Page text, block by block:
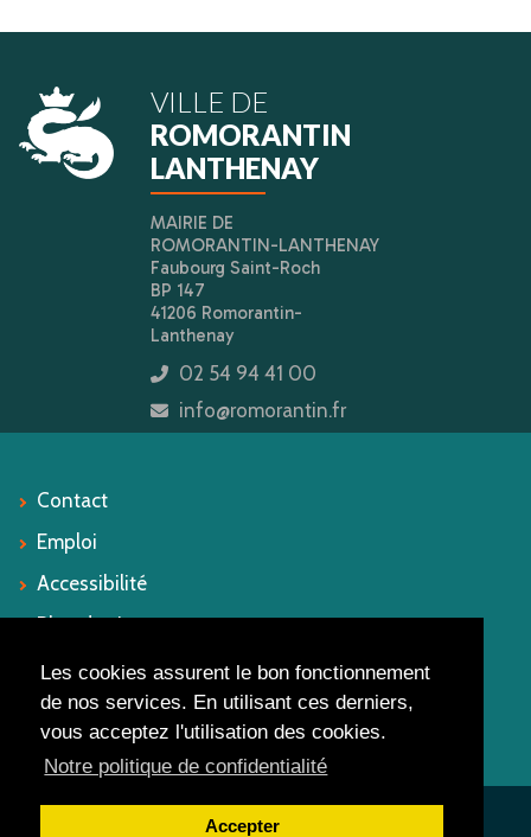
Les cookies assurent le bon fonctionnement
de nos services. En utilisant ces derniers,
vous acceptez l'utilisation des cookies.
Notre politique de confidentialité
Accepter
VILLE DE
ROMORANTIN
LANTHENAY
MAIRIE DE
ROMORANTIN-LANTHENAY
Faubourg Saint-Roch
BP 147
41206 Romorantin-
Lanthenay
icon
02 54 94 41 00
icon
info@romorantin.fr
Contact
Emploi
Accessibilité
Plan du site
Mentions légales
Suivez-nous